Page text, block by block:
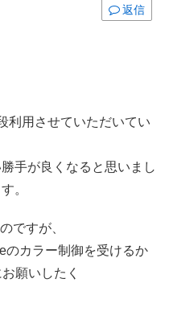
返信
利用させていただいてい
手が良くなると思いまし
。
ですが、
のカラー制御を受けるか
願いしたく